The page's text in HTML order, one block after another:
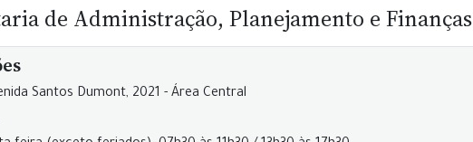
de Administração, Planejamento e Finanças
Santos Dumont, 2021 - Área Central